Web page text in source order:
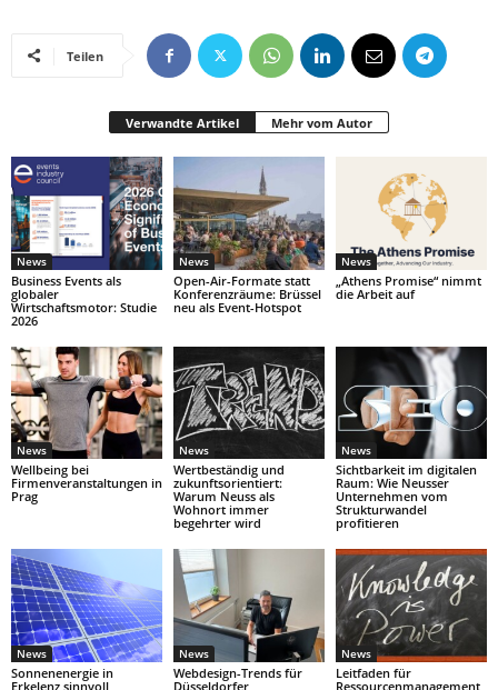
Teilen
Verwandte Artikel Mehr vom Autor
News
Business Events als
globaler
Wirtschaftsmotor: Studie
2026
News
Open-Air-Formate statt
Konferenzräume: Brüssel
neu als Event-Hotspot
News
„Athens Promise“ nimmt
die Arbeit auf
News
Wellbeing bei
Firmenveranstaltungen in
Prag
News
Wertbeständig und
zukunftsorientiert:
Warum Neuss als
Wohnort immer
begehrter wird
News
Sichtbarkeit im digitalen
Raum: Wie Neusser
Unternehmen vom
Strukturwandel
profitieren
News
Sonnenenergie in
Erkelenz sinnvoll
News
Webdesign-Trends für
Düsseldorfer
News
Leitfaden für
Ressourcenmanagement